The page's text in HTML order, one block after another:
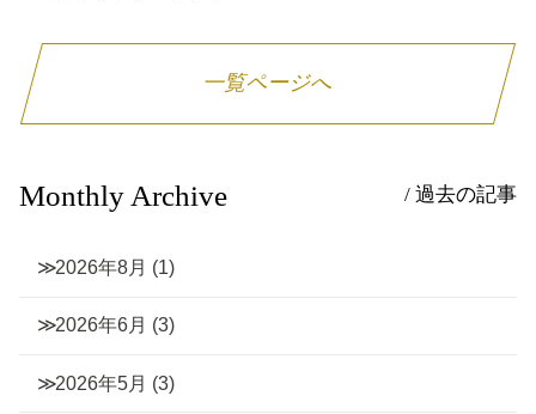
一覧ページへ
Monthly Archive / 過去の記事
2026年8月 (1)
2026年6月 (3)
2026年5月 (3)